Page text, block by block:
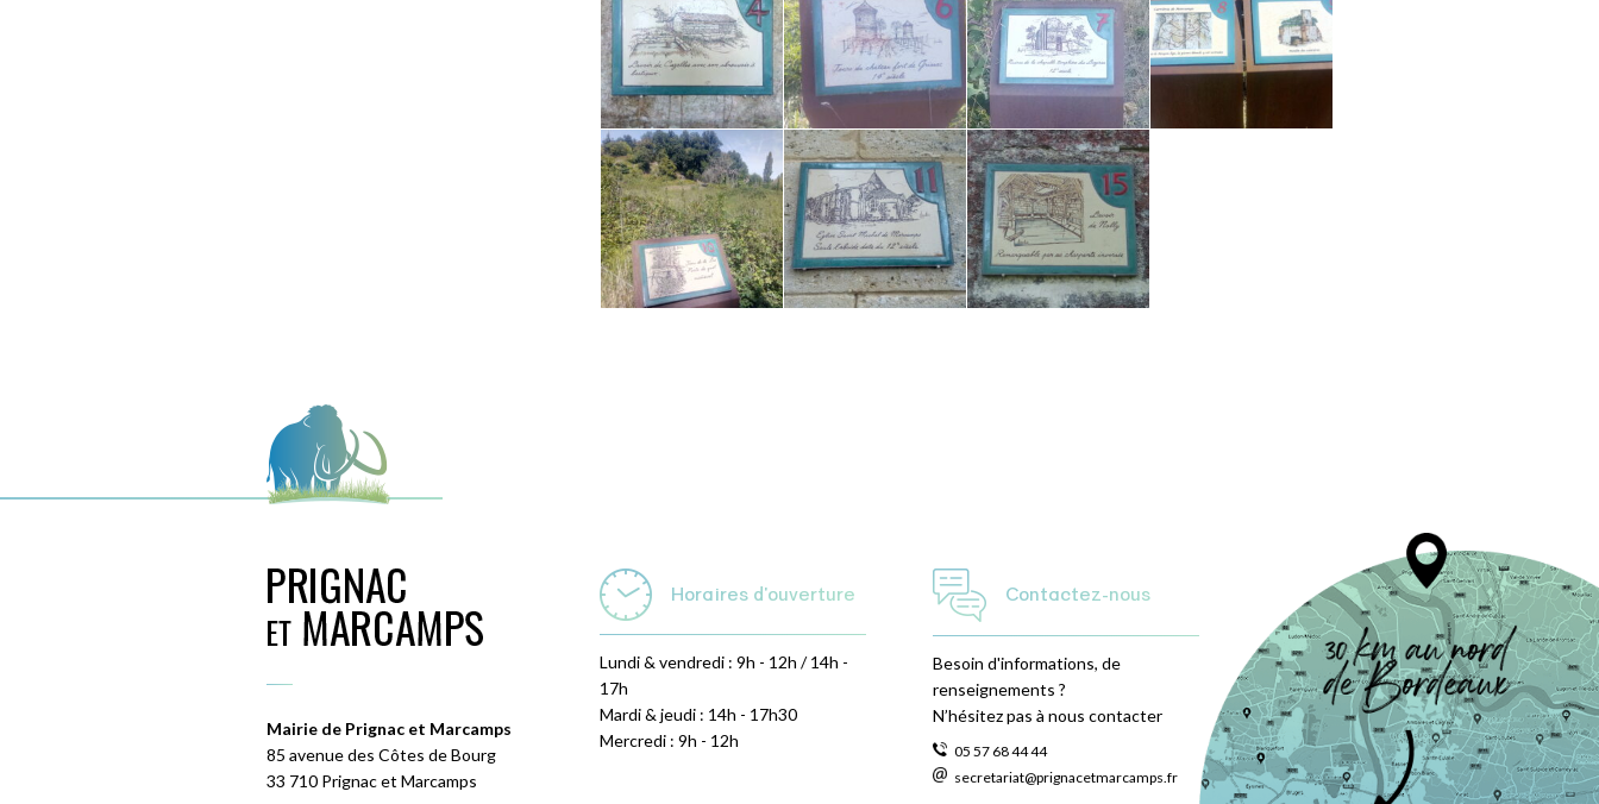
Mairie de Prignac et Marcamps
85 avenue des Côtes de Bourg
33 710 Prignac et Marcamps
Horaires d'ouverture
Lundi & vendredi : 9h - 12h / 14h -
17h
Mardi & jeudi : 14h - 17h30
Mercredi : 9h - 12h
Contactez-nous
Besoin d'informations, de
renseignements ?
N’hésitez pas à nous contacter
05 57 68 44 44
secretariat@prignacetmarcamps.fr